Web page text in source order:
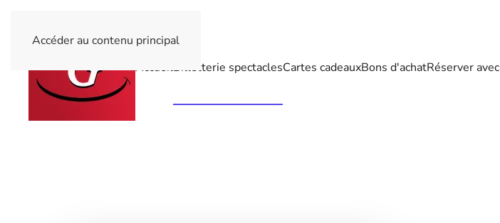
Accéder au contenu principal
AccueilBilletterie spectaclesCartes cadeauxBons d'achatRéserver